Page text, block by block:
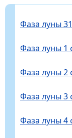
Фаза луны
Фаза луны 1
Фаза луны 2
Фаза луны 3
Фаза луны 4